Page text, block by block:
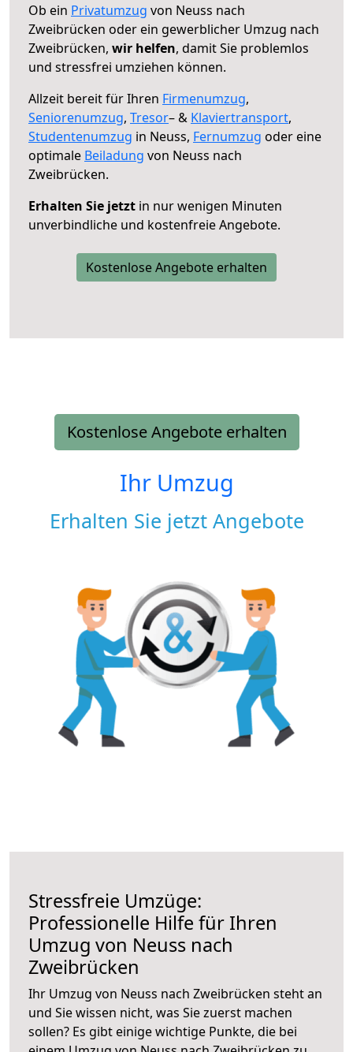
Ob ein Privatumzug von Neuss nach
Zweibrücken oder ein gewerblicher Umzug nach
Zweibrücken, wir helfen, damit Sie problemlos
und stressfrei umziehen können.
Allzeit bereit für Ihren Firmenumzug,
Seniorenumzug, Tresor– & Klaviertransport,
Studentenumzug in Neuss, Fernumzug oder eine
optimale Beiladung von Neuss nach
Zweibrücken.
Erhalten Sie jetzt in nur wenigen Minuten
unverbindliche und kostenfreie Angebote.
Kostenlose Angebote erhalten
Kostenlose Angebote erhalten
Ihr Umzug
Erhalten Sie jetzt Angebote
Stressfreie Umzüge:
Professionelle Hilfe für Ihren
Umzug von Neuss nach
Zweibrücken
Ihr Umzug von Neuss nach Zweibrücken steht an
und Sie wissen nicht, was Sie zuerst machen
sollen? Es gibt einige wichtige Punkte, die bei